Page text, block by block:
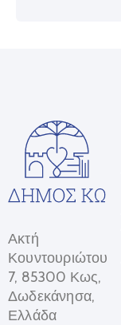
Ακτή
Κουντουριώτου
7, 85300 Κως,
Δωδεκάνησα,
Ελλάδα